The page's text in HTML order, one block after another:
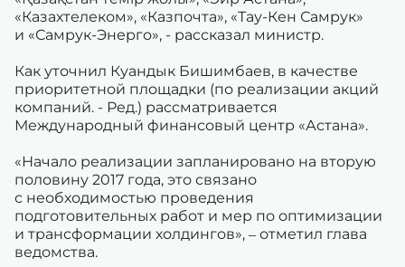
«Казахтелеком», «Казпочта», «Тау-Кен Самрук»
и «Самрук-Энерго», - рассказал министр.
Как уточнил Куандык Бишимбаев, в качестве
приоритетной площадки (по реализации акций
компаний. - Ред.) рассматривается
Международный финансовый центр «Астана».
«Начало реализации запланировано на вторую
половину 2017 года, это связано
с необходимостью проведения
подготовительных работ и мер по оптимизации
и трансформации холдингов», – отметил глава
ведомства.